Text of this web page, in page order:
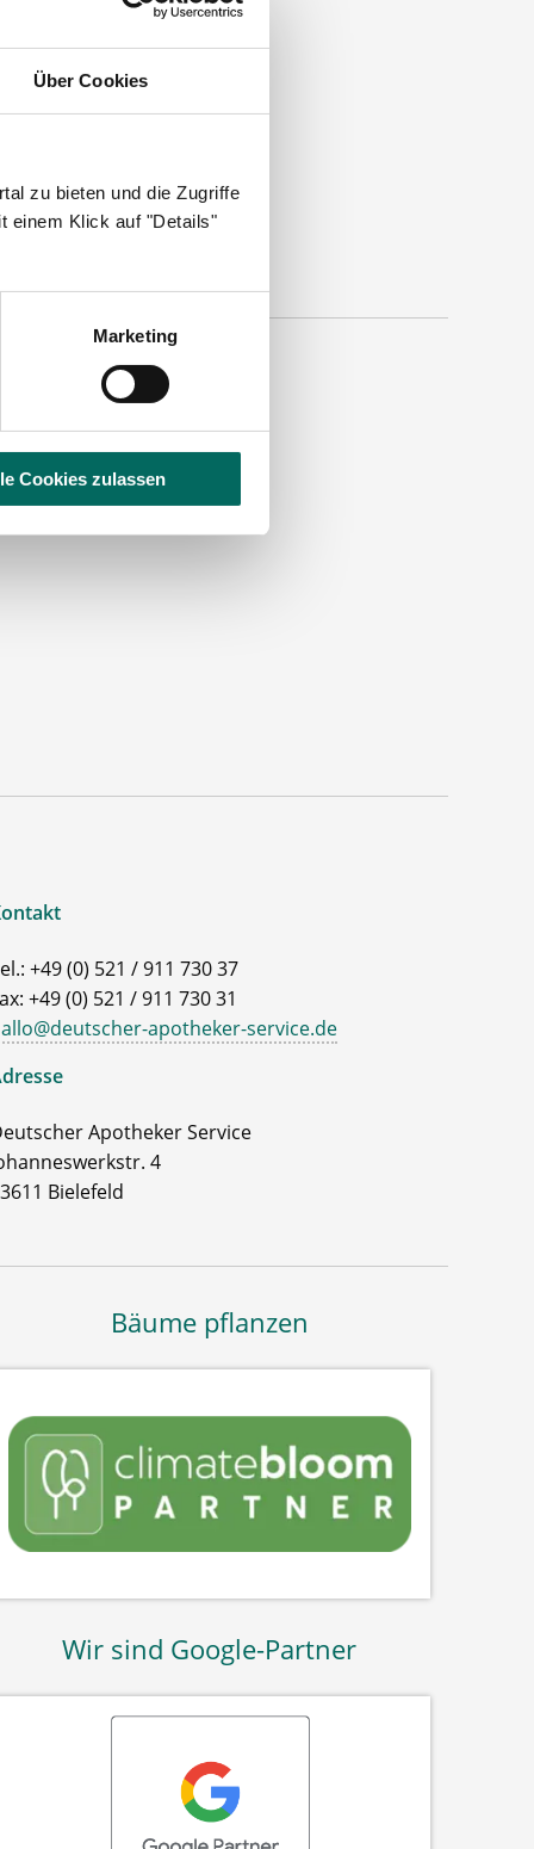
Über Cookies
zu bieten und die Zugriffe
einem Klick auf "Details"
Marketing
Cookies zulassen
+49 (0) 521 / 911 730 37
+49 (0) 521 / 911 730 31
apotheker-service.de
Apotheker Service
4
Bielefeld
Bäume pflanzen
Wir sind Google-Partner